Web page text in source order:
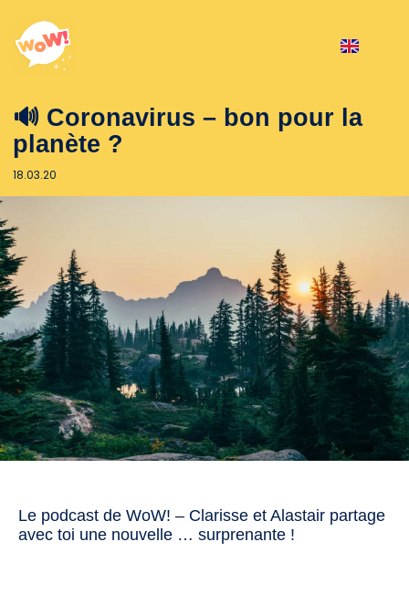
🔊 Coronavirus – bon pour la
planète ?
18.03.20
Le podcast de WoW! – Clarisse et Alastair partage
avec toi une nouvelle … surprenante !